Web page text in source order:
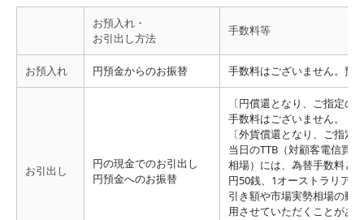
お預入れ・
お引出し方法
手数料等
お預入れ 円預金からのお振替 手数料はございません。預
お引出し
円の現金でのお引出し
円預金へのお振替
〔円償還となり、ご指定の
手数料はございません。
〔外貨償還となり、ご指
当日のTTB（対顧客電信買
相場）には、為替手数料と
円50銭、1オーストラリア
引き額や市場実勢相場の動
用させていただくことがあ